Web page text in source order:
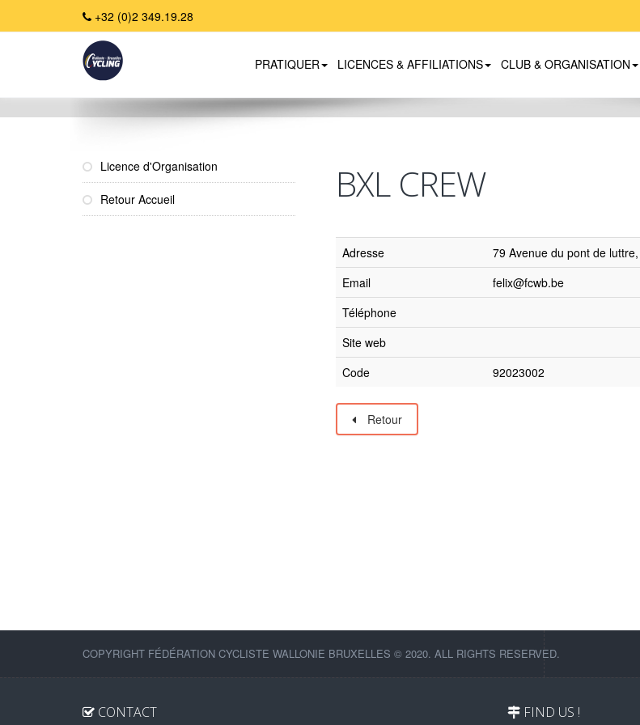
+32 (0)2 349.19.28
PRATIQUER LICENCES & AFFILIATIONS CLUB & ORGANISATION
Licence d'Organisation
Retour Accueil BXL CREW
Adresse
79 Avenue du pont de
Email
felix@fcwb.be
Téléphone
Site web
Code
92023002
Retour
COPYRIGHT FÉDÉRATION CYCLISTE WALLONIE BRUXELLES © 2020. ALL RIGHTS RESERVED.
CONTACT FIND US !